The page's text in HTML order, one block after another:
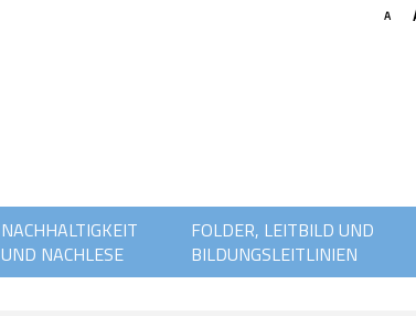
A
NACHHALTIGKEIT
UND NACHLESE
FOLDER, LEITBILD UND
BILDUNGSLEITLINIEN